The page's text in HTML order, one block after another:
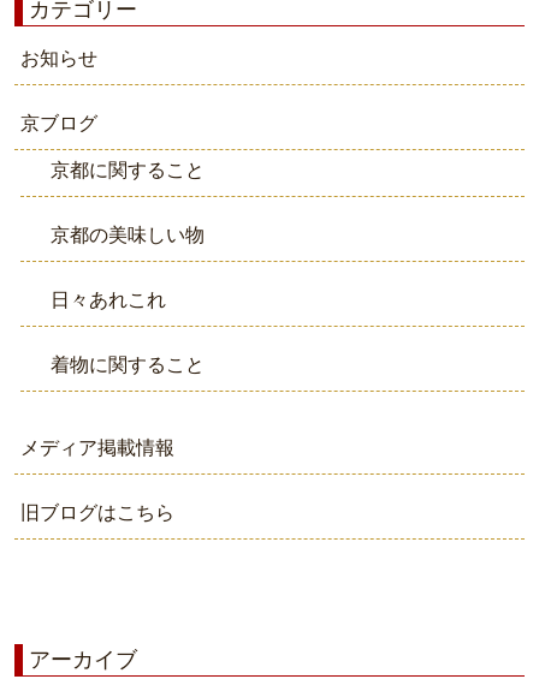
カテゴリー
お知らせ
京ブログ
京都に関すること
京都の美味しい物
日々あれこれ
着物に関すること
メディア掲載情報
旧ブログはこちら
アーカイブ